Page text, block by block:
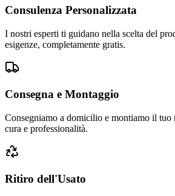
Consulenza Personalizzata
I nostri esperti ti guidano nella scelta del
esigenze, completamente gratis.
Consegna e Montaggio
Consegniamo a domicilio e montiamo il tuo
cura e professionalità.
Ritiro dell'Usato